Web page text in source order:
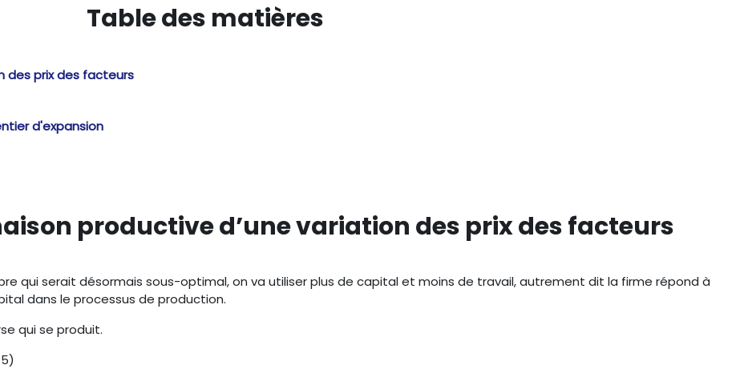
Table des matières
des prix des facteurs
d'expansion
productive d’une variation des prix des facteurs
qui serait désormais sous-optimal, on va utiliser plus de capital et moins de travail, autrement dit la firme répond à
dans le processus de production.
qui se produit.